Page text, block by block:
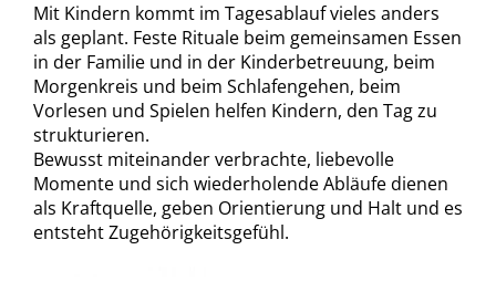
Mit Kindern kommt im Tagesablauf vieles anders
als geplant. Feste Rituale beim gemeinsamen Essen
in der Familie und in der Kinderbetreuung, beim
Morgenkreis und beim Schlafengehen, beim
Vorlesen und Spielen helfen Kindern, den Tag zu
strukturieren.
Bewusst miteinander verbrachte, liebevolle
Momente und sich wiederholende Abläufe dienen
als Kraftquelle, geben Orientierung und Halt und es
entsteht Zugehörigkeitsgefühl.